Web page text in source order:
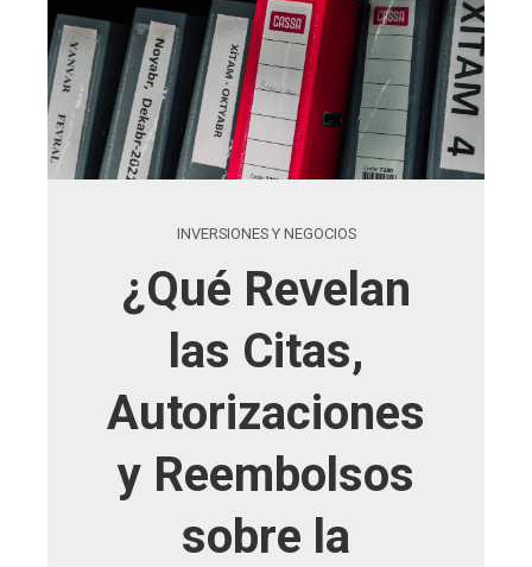
INVERSIONES Y NEGOCIOS
¿Qué Revelan
las Citas,
Autorizaciones
y Reembolsos
sobre la